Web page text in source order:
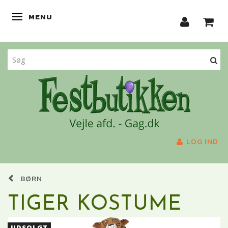
SKIFTE NAVIGATION
MENU
LOG IND
BØRN
TIGER KOSTUME